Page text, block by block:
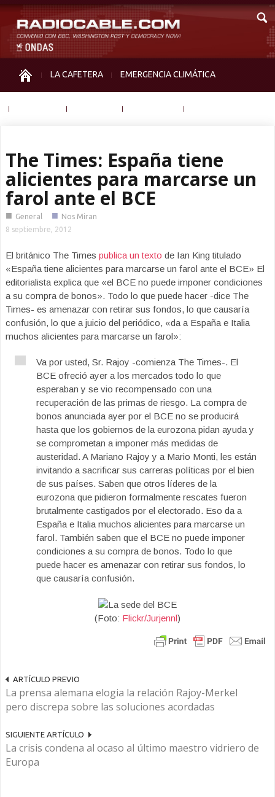
LA CAFETERA EMERGENCIA CLIMÁTICA
The Times: España tiene
alicientes para marcarse un
farol ante el BCE
■ General ■ Nos Miran
8 septiembre, 2012
El británico The Times publica un texto de Ian King titulado
«España tiene alicientes para marcarse un farol ante el BCE» El
editorialista explica que «el BCE no puede imponer condiciones
a su compra de bonos». Todo lo que puede hacer -dice The
Times- es amenazar con retirar sus fondos, lo que causaría
confusión, lo que a juicio del periódico, «da a España e Italia
muchos alicientes para marcarse un farol»:
Va por usted, Sr. Rajoy -comienza The Times-. El
BCE ofreció ayer a los mercados todo lo que
esperaban y se vio recompensado con una
recuperación de las primas de riesgo. La compra de
bonos anunciada ayer por el BCE no se producirá
hasta que los gobiernos de la eurozona pidan ayuda y
se comprometan a imponer más medidas de
austeridad. A Mariano Rajoy y a Mario Monti, les están
invitando a sacrificar sus carreras políticas por el bien
de sus países. Saben que otros líderes de la
eurozona que pidieron formalmente rescates fueron
brutalmente castigados por el electorado. Eso da a
España e Italia muchos alicientes para marcarse un
farol. También saben que el BCE no puede imponer
condiciones a su compra de bonos. Todo lo que
puede hacer es amenazar con retirar sus fondos, lo
que causaría confusión.
(Foto: Flickr/Jurjennl)
ARTÍCULO PREVIO
La prensa alemana elogia la relación Rajoy-Merkel
pero discrepa sobre las soluciones acordadas
SIGUIENTE ARTÍCULO
La crisis condena al ocaso al último maestro vidriero de
Europa